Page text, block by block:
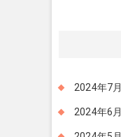
2024年7月
2024年6月